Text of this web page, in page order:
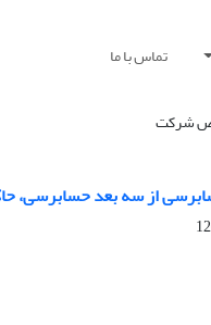
تماس با ما
شرکت
از سه بعد